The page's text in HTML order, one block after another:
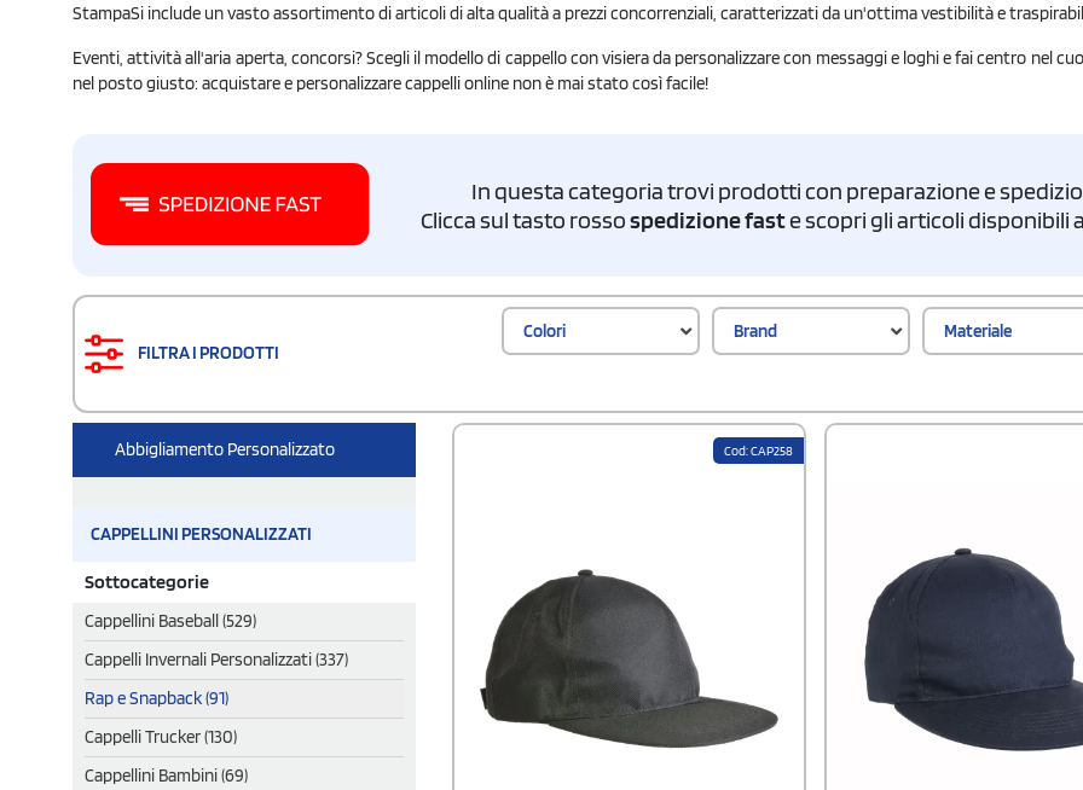
StampaSi include un vasto assortimento di articoli di alta qualità a prezzi concorrenziali, caratterizzati da un'ottima vestibilità e
Eventi, attività all'aria aperta, concorsi? Scegli il modello di cappello con visiera da personalizzare con messaggi e loghi e fai centro nel
nel posto giusto: acquistare e personalizzare cappelli online non è mai stato così facile!
In questa categoria trovi prodotti con preparazione e
Clicca sul tasto rossospedizione faste scopri gli articoli disponibili
FILTRA I PRODOTTI
Colori Brand Materiale
Abbigliamento Personalizzato
CAPPELLINI PERSONALIZZATI
Sottocategorie
Cappellini Baseball (529)
Cappelli Invernali Personalizzati (337)
Rap e Snapback (91)
Cappelli Trucker (130)
Cappellini Bambini (69)
Cod: CAP258